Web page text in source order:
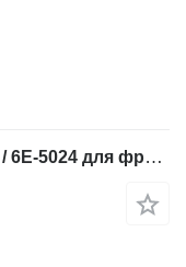
Гидроцилиндр Caterpillar 6E5024 / 6E-5024 для фронтального погрузчика Caterpillar 814B, 814F, 966D, 966E, 966F, 970F, 950H